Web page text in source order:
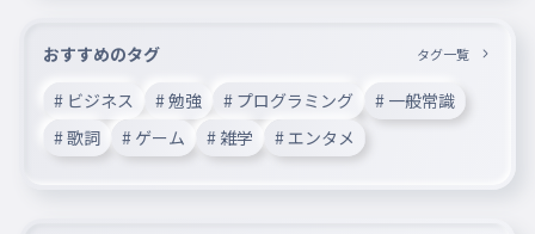
おすすめのタグ タグ一覧
# ビジネス # 勉強 # プログラミング
# 一般常識
# 歌詞
# ゲーム # 雑学 # エンタメ